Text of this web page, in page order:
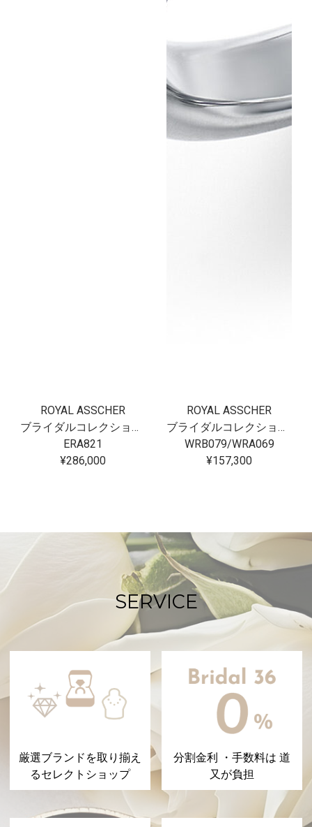
ROYAL ASSCHER
ブライダルコレクション フロリアード
ERA821
¥286,000
ROYAL ASSCHER
ブライダルコレクション フロリアード
WRB079/WRA069
¥157,300
SERVICE
厳選ブランドを取り揃え
るセレクトショップ
分割金利 ・手数料は 道
又が負担